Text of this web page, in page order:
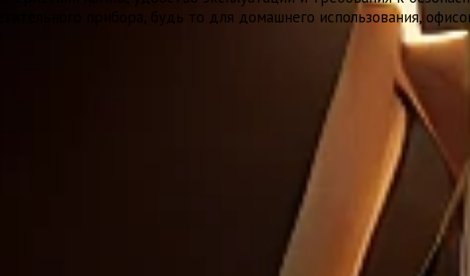
прибора, будь то для домашнего использования,